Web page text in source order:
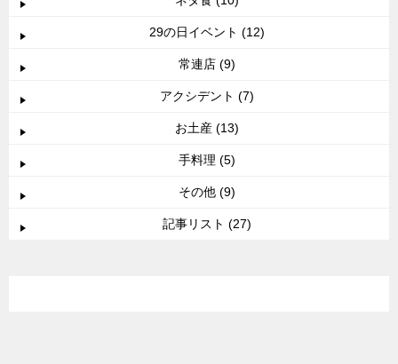
29の日イベント (12)
常連店 (9)
アクシデント (7)
お土産 (13)
手料理 (5)
その他 (9)
記事リスト (27)